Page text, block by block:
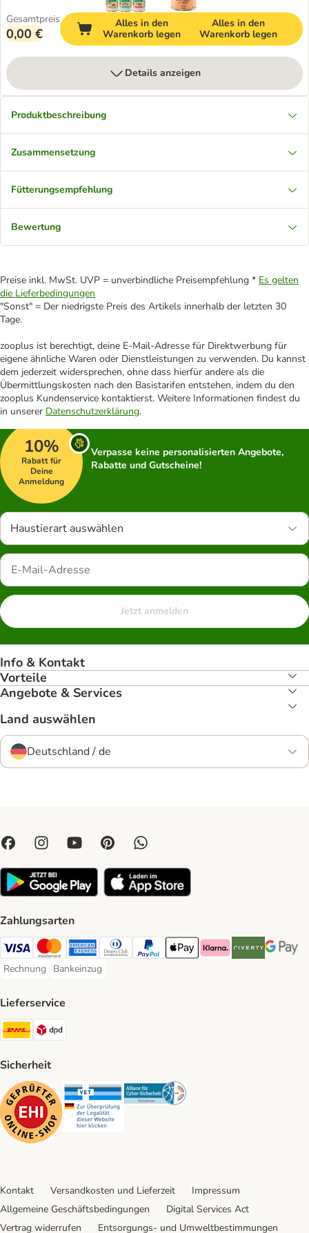
Gesamtpreis
0,00 €
Alles in den
Warenkorb legen
Alles in den
Warenkorb legen
Details anzeigen
Produktbeschreibung
Zusammensetzung
Fütterungsempfehlung
Bewertung
Preise inkl. MwSt. UVP = unverbindliche Preisempfehlung * Es gelten
die Lieferbedingungen
"Sonst" = Der niedrigste Preis des Artikels innerhalb der letzten 30
Tage.
zooplus ist berechtigt, deine E-Mail-Adresse für Direktwerbung für
eigene ähnliche Waren oder Dienstleistungen zu verwenden. Du kannst
dem jederzeit widersprechen, ohne dass hierfür andere als die
Übermittlungskosten nach den Basistarifen entstehen, indem du den
zooplus Kundenservice kontaktierst. Weitere Informationen findest du
in unserer Datenschutzerklärung.
10%
Rabatt für
Deine
Anmeldung
Verpasse keine personalisierten Angebote,
Rabatte und Gutscheine!
Haustierart auswählen
Jetzt anmelden
Info & Kontakt
Vorteile
Angebote & Services
Land auswählen
Deutschland / de
Zahlungsarten
Visa Payment Method
Mastercard Payment Method
American Express Payment Method
Diners Club Payment Method
PayPal Payment Method
Apple Pay Payment Method
Klarna Payment Method
Riverty Payment
Google
Rechnung
Rechnung Payment Method
Bankeinzug
Bankeinzug Payment Method
Lieferservice
DHL Shipping Method
Sicherheit
Security Security Security
Kontakt Versandkosten und Lieferzeit
Impressum
Allgemeine Geschäftsbedingungen
Digital Services Act
Vertrag widerrufen
Entsorgungs- und Umweltbestimmungen